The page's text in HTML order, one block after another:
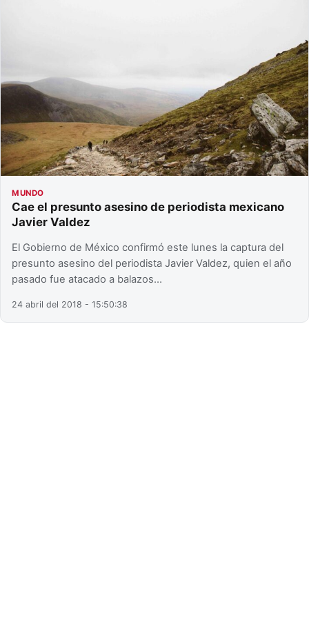
MUNDO
Cae el presunto asesino de periodista mexicano
Javier Valdez
El Gobierno de México confirmó este lunes la captura del
presunto asesino del periodista Javier Valdez, quien el año
pasado fue atacado a balazos…
24 abril del 2018 - 15:50:38